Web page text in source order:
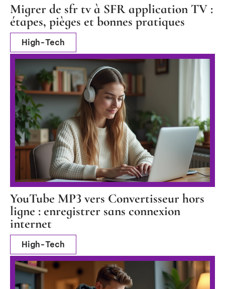
Migrer de sfr tv à SFR application TV :
étapes, pièges et bonnes pratiques
High-Tech
YouTube MP3 vers Convertisseur hors
ligne : enregistrer sans connexion
internet
High-Tech